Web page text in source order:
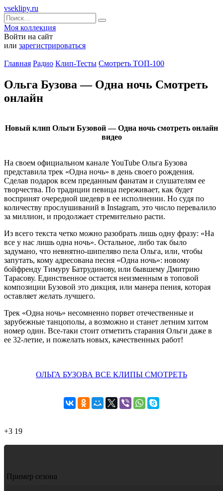
vseklipy.ru
Моя коллекция
Войти на сайт
или зарегистрироваться
Главная Радио Клип-Тесты Смотреть ТОП-100
Ольга Бузова — Одна ночь Смотреть
онлайн
Новый клип Ольги Бузовой — Одна ночь смотреть онлайн
видео
На своем официальном канале YouTube Ольга Бузова
представила трек «Одна ночь» в день своего рождения.
Сделав подарок всем преданным фанатам и слушателям ее
творчества. По традиции певица переживает, как будет
воспринят очередной шедевр в ее исполнении. Но судя по
количеству прослушиваний в Instagram, это число перевалило
за миллион, и продолжает стремительно расти.
Из всего текста четко можно разобрать лишь одну фразу: «На
все у нас лишь одна ночь». Остальное, либо так было
задумано, что невнятно-шипеляво пела Ольга, или, чтобы
запутать, кому адресована песня «Одна ночь»: новому
бойфренду Тимуру Батрудинову, или бывшему Дмитрию
Тарасову. Единственное остается неизменным в топовой
композиции Бузовой это дикция, или манера пения, которая
оставляет желать лучшего.
Трек «Одна ночь» несомненно порвет отечественные и
зарубежные танцополы, а возможно и станет летним хитом
номер один. Все-таки стоит отметить старания Ольги даже в
ее 32-летие, и пожелать новых, качественных работ!
ОЛЬГА БУЗОВА ВСЕ КЛИПЫ СМОТРЕТЬ
+3 19
Пример сезона